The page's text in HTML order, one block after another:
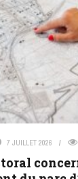
7 JUILLET 2026